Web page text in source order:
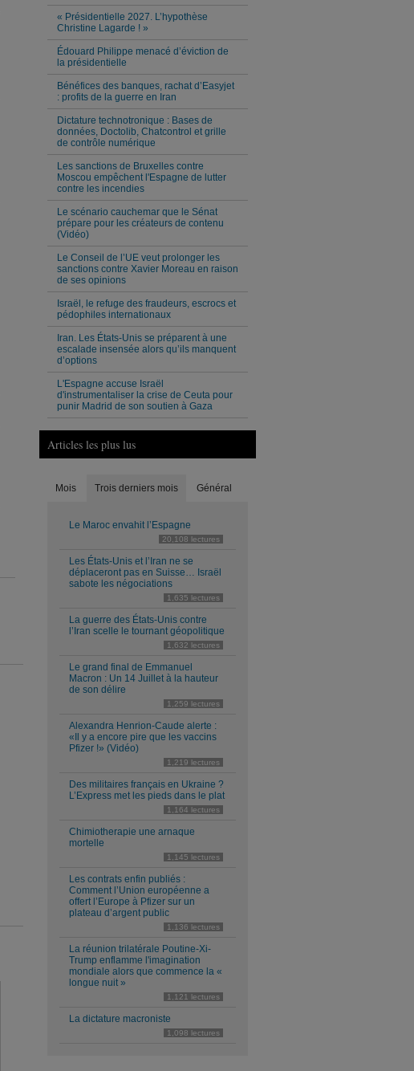
« Présidentielle 2027. L’hypothèse
Christine Lagarde ! »
Édouard Philippe menacé d’éviction de
la présidentielle
Bénéfices des banques, rachat d’Easyjet
: profits de la guerre en Iran
Dictature technotronique : Bases de
données, Doctolib, Chatcontrol et grille
de contrôle numérique
Les sanctions de Bruxelles contre
Moscou empêchent l'Espagne de lutter
contre les incendies
Le scénario cauchemar que le Sénat
prépare pour les créateurs de contenu
(Vidéo)
Le Conseil de l’UE veut prolonger les
sanctions contre Xavier Moreau en raison
de ses opinions
Israël, le refuge des fraudeurs, escrocs et
pédophiles internationaux
Iran. Les États-Unis se préparent à une
escalade insensée alors qu’ils manquent
d’options
L'Espagne accuse Israël
d'instrumentaliser la crise de Ceuta pour
punir Madrid de son soutien à Gaza
Articles les plus lus
Mois Trois derniers mois Général
Le Maroc envahit l’Espagne
20,108 lectures
Les États-Unis et l’Iran ne se
déplaceront pas en Suisse… Israël
sabote les négociations
1,635 lectures
La guerre des États-Unis contre
l’Iran scelle le tournant géopolitique
1,632 lectures
Le grand final de Emmanuel
Macron : Un 14 Juillet à la hauteur
de son délire
1,259 lectures
Alexandra Henrion-Caude alerte :
«Il y a encore pire que les vaccins
Pfizer !» (Vidéo)
1,219 lectures
Des militaires français en Ukraine ?
L’Express met les pieds dans le plat
1,164 lectures
Chimiotherapie une arnaque
mortelle
1,145 lectures
Les contrats enfin publiés :
Comment l’Union européenne a
offert l’Europe à Pfizer sur un
plateau d’argent public
1,136 lectures
La réunion trilatérale Poutine-Xi-
Trump enflamme l'imagination
mondiale alors que commence la «
longue nuit »
1,121 lectures
La dictature macroniste
1,098 lectures